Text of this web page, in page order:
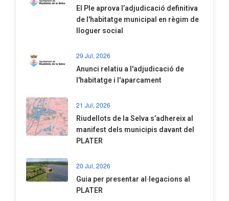
El Ple aprova l’adjudicació definitiva
de l'habitatge municipal en règim de
lloguer social
29 Jul, 2026
Anunci relatiu a l'adjudicació de
l'habitatge i l'aparcament
21 Jul, 2026
Riudellots de la Selva s’adhereix al
manifest dels municipis davant del
PLATER
20 Jul, 2026
​Guia per presentar al·legacions al
PLATER